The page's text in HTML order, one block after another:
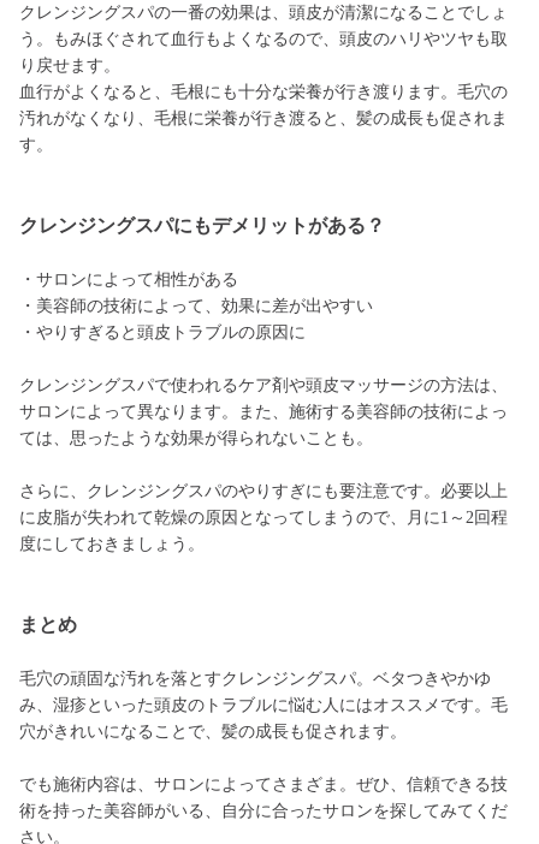
クレンジングスパの一番の効果は、頭皮が清潔になることでしょ
う。もみほぐされて血行もよくなるので、頭皮のハリやツヤも取
り戻せます。
血行がよくなると、毛根にも十分な栄養が行き渡ります。毛穴の
汚れがなくなり、毛根に栄養が行き渡ると、髪の成長も促されま
す。
クレンジングスパにもデメリットがある？
・サロンによって相性がある
・美容師の技術によって、効果に差が出やすい
・やりすぎると頭皮トラブルの原因に
クレンジングスパで使われるケア剤や頭皮マッサージの方法は、
サロンによって異なります。また、施術する美容師の技術によっ
ては、思ったような効果が得られないことも。
さらに、クレンジングスパのやりすぎにも要注意です。必要以上
に皮脂が失われて乾燥の原因となってしまうので、月に1～2回程
度にしておきましょう。
まとめ
毛穴の頑固な汚れを落とすクレンジングスパ。ベタつきやかゆ
み、湿疹といった頭皮のトラブルに悩む人にはオススメです。毛
穴がきれいになることで、髪の成長も促されます。
でも施術内容は、サロンによってさまざま。ぜひ、信頼できる技
術を持った美容師がいる、自分に合ったサロンを探してみてくだ
さい。